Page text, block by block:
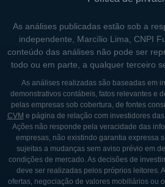
As análises publicadas estão sob a
independente, Marcílio Lima, CNPI
conteúdo das análises não pode ser
todo ou em parte, a qualquer terceiro
As análises realizadas são baseadas em
demonstrativos contábeis, fatos relevantes e
pelas empresas sob cobertura, de fontes
CVM e página de relação com investidores
Ações não responde pela veracidade das
empresas, não existindo garantia expressa
sujeitas a mudanças sem aviso prévio em
condições de mercado. As decisões de
deve ser realizadas pelos próprios leitores.
ofertas, negociação de valores mobiliários ou